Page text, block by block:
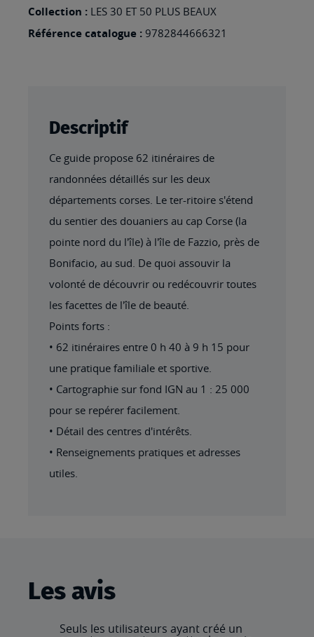
Collection : LES 30 ET 50 PLUS BEAUX
Référence catalogue : 9782844666321
Descriptif
Ce guide propose 62 itinéraires de
randonnées détaillés sur les deux
départements corses. Le ter-ritoire s'étend
du sentier des douaniers au cap Corse (la
pointe nord du l'île) à l'île de Fazzio, près de
Bonifacio, au sud. De quoi assouvir la
volonté de découvrir ou redécouvrir toutes
les facettes de l'île de beauté.
Points forts :
• 62 itinéraires entre 0 h 40 à 9 h 15 pour
une pratique familiale et sportive.
• Cartographie sur fond IGN au 1 : 25 000
pour se repérer facilement.
• Détail des centres d'intérêts.
• Renseignements pratiques et adresses
utiles.
Les avis
Seuls les utilisateurs ayant créé un